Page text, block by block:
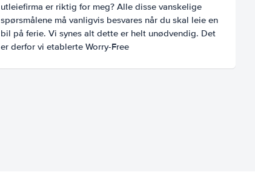
utleiefirma er riktig for meg? Alle disse vanskelige
spørsmålene må vanligvis besvares når du skal leie en
bil på ferie. Vi synes alt dette er helt unødvendig. Det
er derfor vi etablerte Worry-Free